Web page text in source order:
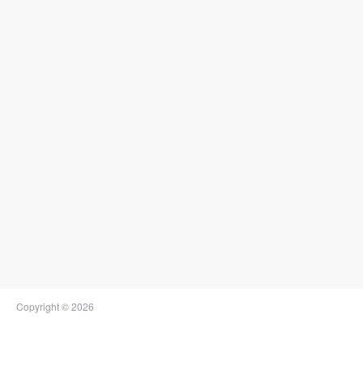
Copyright © 2026